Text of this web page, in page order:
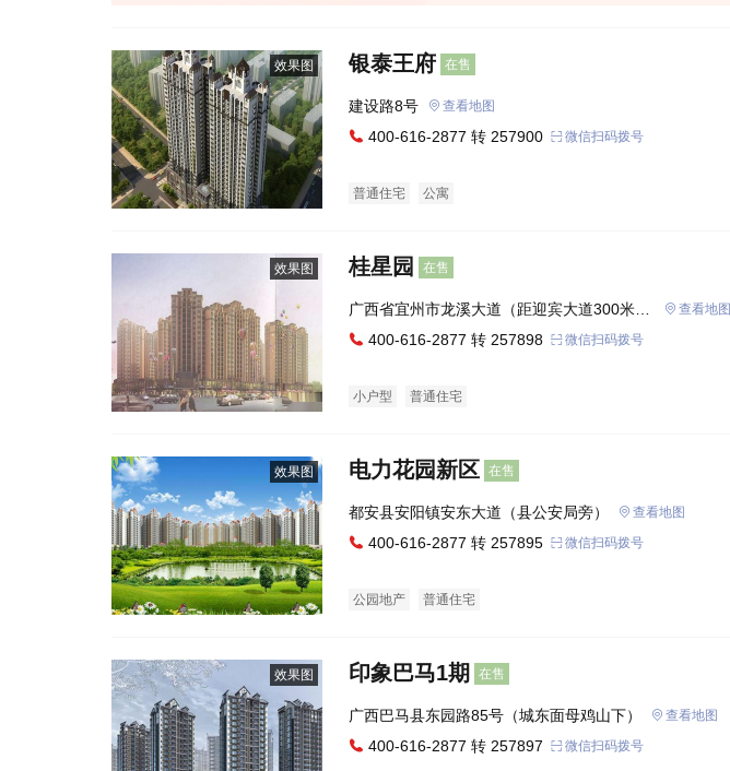
效果图 银泰王府 在售
建设路8号 查看地图
400-616-2877 转 257900 微信扫码拨号
普通住宅 公寓
效果图 桂星园 在售
广西省宜州市龙溪大道（距迎宾大道300米
处）
查看地图
400-616-2877 转 257898 微信扫码拨号
小户型 普通住宅
效果图 电力花园新区 在售
都安县安阳镇安东大道（县公安局旁） 查看地图
400-616-2877 转 257895 微信扫码拨号
公园地产 普通住宅
效果图 印象巴马1期 在售
广西巴马县东园路85号（城东面母鸡山下） 查看地图
400-616-2877 转 257897 微信扫码拨号